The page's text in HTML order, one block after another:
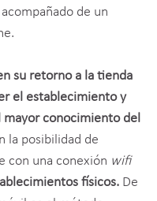
de un
su retorno a la tienda
el establecimiento y
mayor conocimiento del
la posibilidad de
con una conexión wifi
físicos. De